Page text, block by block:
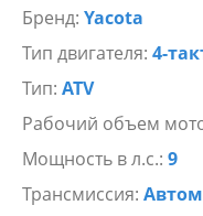
по душе Yacota Sirius
характеристикам за
мощности 9 л.с. и
Бренд: Yacota
Тип двигателя: 4-
Тип: ATV
Рабочий объем
Мощность в л.с.: 9
Трансмиссия: